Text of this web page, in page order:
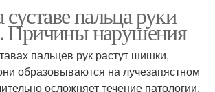
пальца руки
Причины нарушения
пальцев рук растут шишки,
образовываются на лучезапястном
осложняет течение патологии.